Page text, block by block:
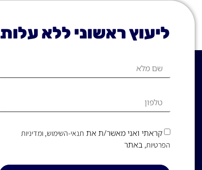
ליעוץ ראשוני ללא עלות
קראתי ואני מאשר/ת את תנאי-השימוש, ומדיניות
הפרטיות, באתר